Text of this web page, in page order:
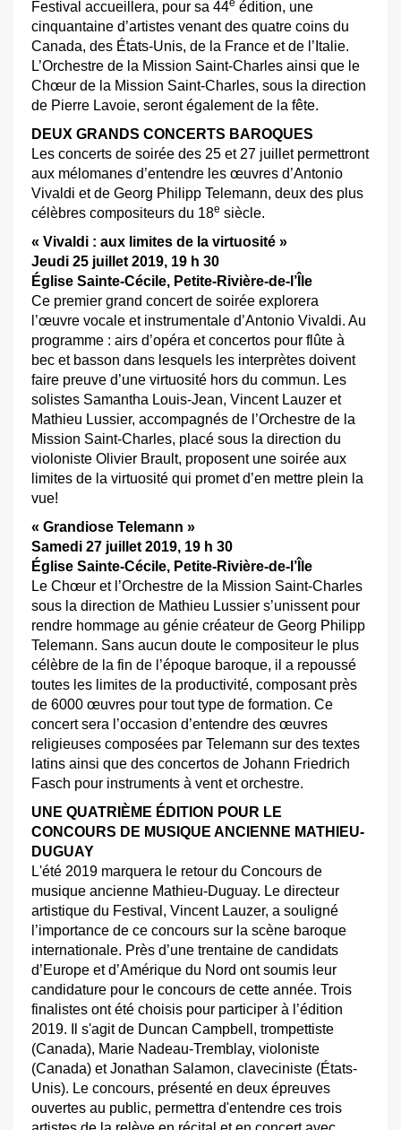
Festival accueillera, pour sa 44e édition, une
cinquantaine d’artistes venant des quatre coins du
Canada, des États-Unis, de la France et de l’Italie.
L’Orchestre de la Mission Saint-Charles ainsi que le
Chœur de la Mission Saint-Charles, sous la direction
de Pierre Lavoie, seront également de la fête.
DEUX GRANDS CONCERTS BAROQUES
Les concerts de soirée des 25 et 27 juillet permettront
aux mélomanes d’entendre les œuvres d’Antonio
Vivaldi et de Georg Philipp Telemann, deux des plus
célèbres compositeurs du 18e siècle.
« Vivaldi : aux limites de la virtuosité »
Jeudi 25 juillet 2019, 19 h 30
Église Sainte-Cécile, Petite-Rivière-de-l’Île
Ce premier grand concert de soirée explorera
l’œuvre vocale et instrumentale d’Antonio Vivaldi. Au
programme : airs d’opéra et concertos pour flûte à
bec et basson dans lesquels les interprètes doivent
faire preuve d’une virtuosité hors du commun. Les
solistes Samantha Louis-Jean, Vincent Lauzer et
Mathieu Lussier, accompagnés de l’Orchestre de la
Mission Saint-Charles, placé sous la direction du
violoniste Olivier Brault, proposent une soirée aux
limites de la virtuosité qui promet d’en mettre plein la
vue!
« Grandiose Telemann »
Samedi 27 juillet 2019, 19 h 30
Église Sainte-Cécile, Petite-Rivière-de-l’Île
Le Chœur et l’Orchestre de la Mission Saint-Charles
sous la direction de Mathieu Lussier s’unissent pour
rendre hommage au génie créateur de Georg Philipp
Telemann. Sans aucun doute le compositeur le plus
célèbre de la fin de l’époque baroque, il a repoussé
toutes les limites de la productivité, composant près
de 6000 œuvres pour tout type de formation. Ce
concert sera l’occasion d’entendre des œuvres
religieuses composées par Telemann sur des textes
latins ainsi que des concertos de Johann Friedrich
Fasch pour instruments à vent et orchestre.
UNE QUATRIÈME ÉDITION POUR LE
CONCOURS DE MUSIQUE ANCIENNE MATHIEU-
DUGUAY
L'été 2019 marquera le retour du Concours de
musique ancienne Mathieu-Duguay. Le directeur
artistique du Festival, Vincent Lauzer, a souligné
l’importance de ce concours sur la scène baroque
internationale. Près d’une trentaine de candidats
d’Europe et d’Amérique du Nord ont soumis leur
candidature pour le concours de cette année. Trois
finalistes ont été choisis pour participer à l’édition
2019. Il s'agit de Duncan Campbell, trompettiste
(Canada), Marie Nadeau-Tremblay, violoniste
(Canada) et Jonathan Salamon, claveciniste (États-
Unis). Le concours, présenté en deux épreuves
ouvertes au public, permettra d'entendre ces trois